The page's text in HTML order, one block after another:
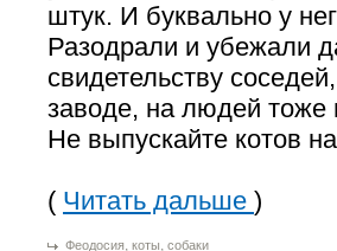
штук. И буквально у
Разодрали и убежали
свидетельству
заводе, на людей тоже
Не выпускайте котов на
( Читать дальше )
Феодосия, коты, собаки